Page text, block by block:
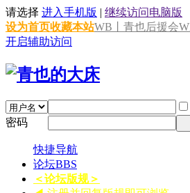
请选择 进入手机版 | 继续访问电脑版
设为首页收藏本站WB丨青也后援会
开启辅助访问
密码
快捷导航
论坛BBS
＜论坛版规＞